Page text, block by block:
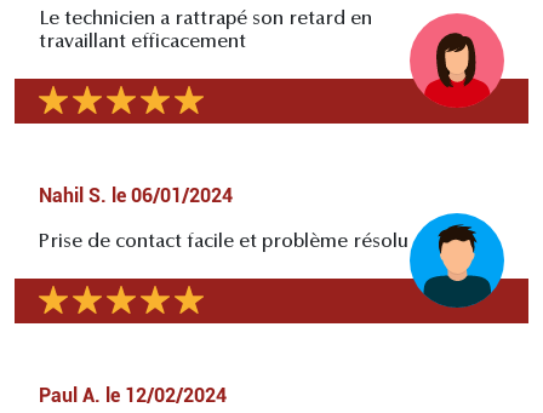
Le technicien a rattrapé son retard en
travaillant efficacement
Nahil S. le 06/01/2024
Prise de contact facile et problème résolu
Paul A. le 12/02/2024